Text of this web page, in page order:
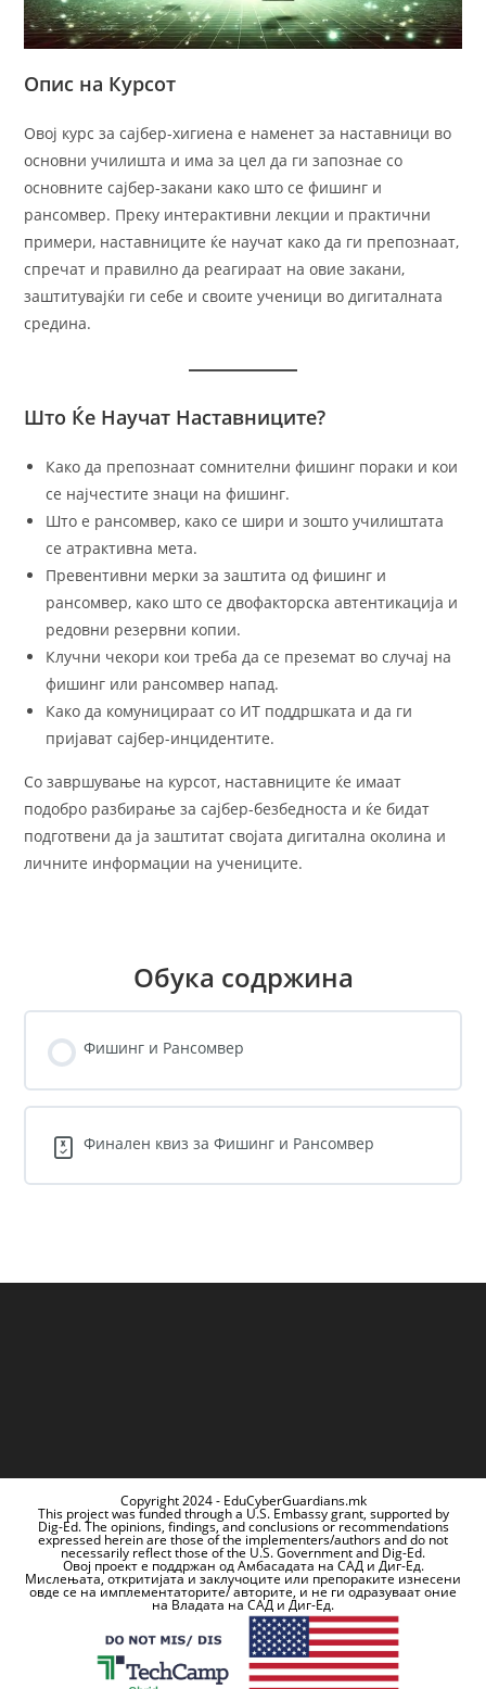
Опис на Курсот
Овој курс за сајбер-хигиена е наменет за наставници во
основни училишта и има за цел да ги запознае со
основните сајбер-закани како што се фишинг и
рансомвер. Преку интерактивни лекции и практични
примери, наставниците ќе научат како да ги препознаат,
спречат и правилно да реагираат на овие закани,
заштитувајќи ги себе и своите ученици во дигиталната
средина.
Што Ќе Научат Наставниците?
Како да препознаат сомнителни фишинг пораки и кои
се најчестите знаци на фишинг.
Што е рансомвер, како се шири и зошто училиштата
се атрактивна мета.
Превентивни мерки за заштита од фишинг и
рансомвер, како што се двофакторска автентикација и
редовни резервни копии.
Клучни чекори кои треба да се преземат во случај на
фишинг или рансомвер напад.
Како да комуницираат со ИТ поддршката и да ги
пријават сајбер-инцидентите.
Со завршување на курсот, наставниците ќе имаат
подобро разбирање за сајбер-безбедноста и ќе бидат
подготвени да ја заштитат својата дигитална околина и
личните информации на учениците.
Обука содржина
Фишинг и Рансомвер
Финален квиз за Фишинг и Рансомвер
Copyright 2024 - EduCyberGuardians.mk
This project was funded through a U.S. Embassy grant, supported by
Dig-Ed. The opinions, findings, and conclusions or recommendations
expressed herein are those of the implementers/authors and do not
necessarily reflect those of the U.S. Government and Dig-Ed.
Овој проект е поддржан од Амбасадата на САД и Диг-Ед.
Мислењата, откритијата и заклучоците или препораките изнесени
овде се на имплементаторите/ авторите, и не ги одразуваат оние
на Владата на САД и Диг-Ед.